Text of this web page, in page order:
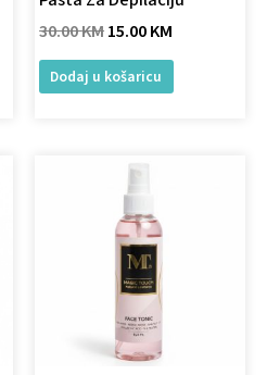
30.00KM15.00KM
Dodaj u košaricu